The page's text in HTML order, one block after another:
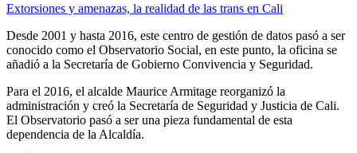
Extorsiones y amenazas, la realidad de las trans en Cali
Desde 2001 y hasta 2016, este centro de gestión de datos pasó a ser
conocido como el Observatorio Social, en este punto, la oficina se
añadió a la Secretaría de Gobierno Convivencia y Seguridad.
Para el 2016, el alcalde Maurice Armitage reorganizó la
administración y creó la Secretaría de Seguridad y Justicia de Cali.
El Observatorio pasó a ser una pieza fundamental de esta
dependencia de la Alcaldía.